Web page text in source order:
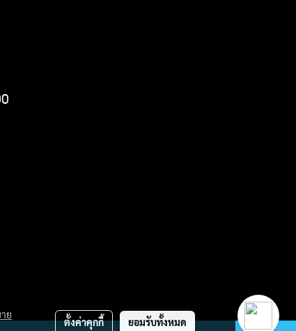
ย
ตั้งค่าคุกกี้ ยอมรับทั้งหมด